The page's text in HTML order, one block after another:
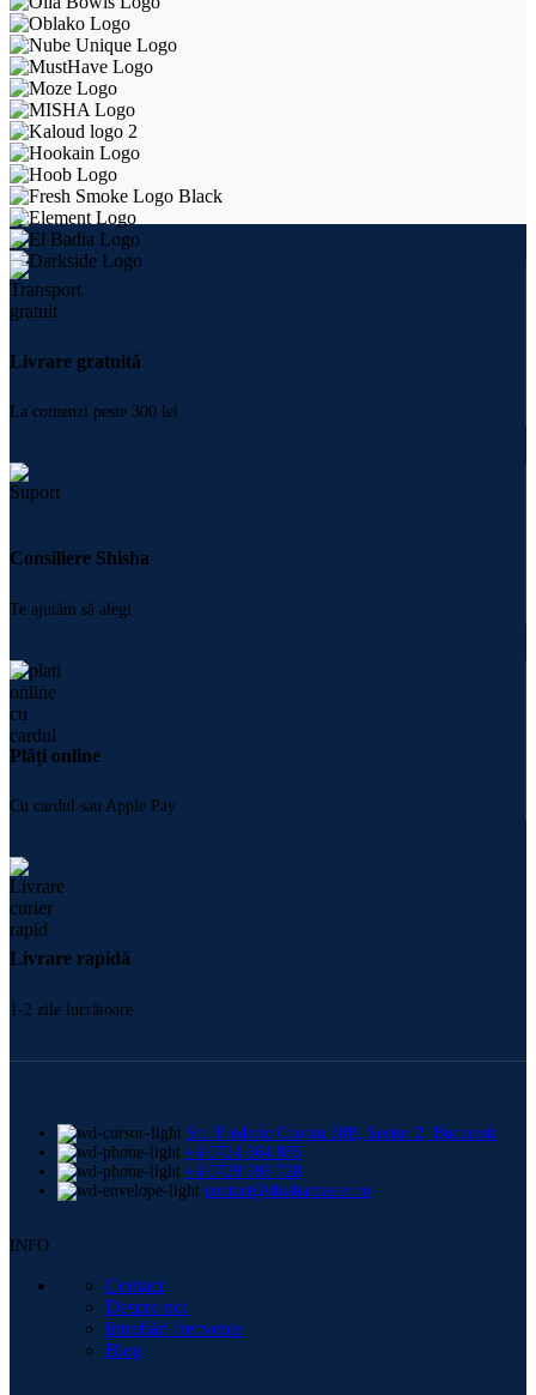
Livrare gratuită
La comenzi peste 300 lei
Consiliere Shisha
Te ajutăm să alegi
Plăți online
Cu cardul sau Apple Pay
Livrare rapidă
1-2 zile lucrătoare
Str. Frederic Chopin 30B, Sector 2, București
+4 0724 664 885
+4 0729 998 728
contact@shishamaster.ro
INFO
Contact
Despre noi
Intrebări frecvente
Blog